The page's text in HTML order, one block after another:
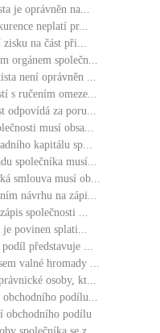
je oprávněn na...
neplatí pr...
zisku na část při...
orgánem společn...
není oprávněn ...
s ručením omeze...
odpovídá za poru...
musí obsa...
kapitálu sp...
společníka musí...
smlouva musí ob...
návrhu na zápi...
společnosti ...
povinen splati...
představuje ...
valné hromady ...
osoby, kt...
obchodního podílu...
obchodního podílu